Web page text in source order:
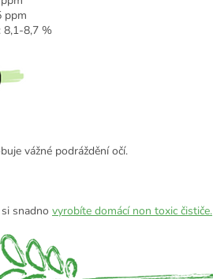
ppm
8,1-8,7 %
vážné podráždění očí.
snadno vyrobíte domácí non toxic čističe.